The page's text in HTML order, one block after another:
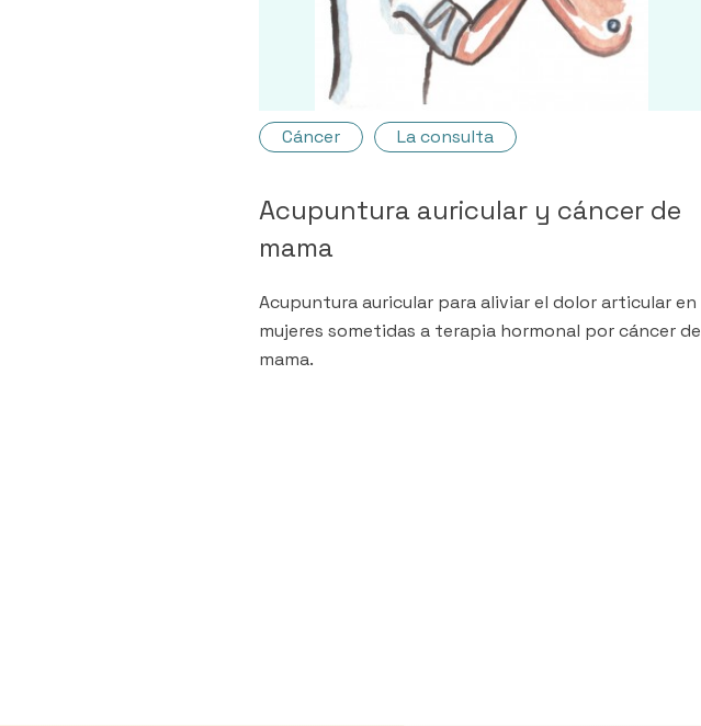
Cáncer La consulta
Acupuntura auricular y cáncer de
mama
Acupuntura auricular para aliviar el dolor articular en
mujeres sometidas a terapia hormonal por cáncer de
mama.